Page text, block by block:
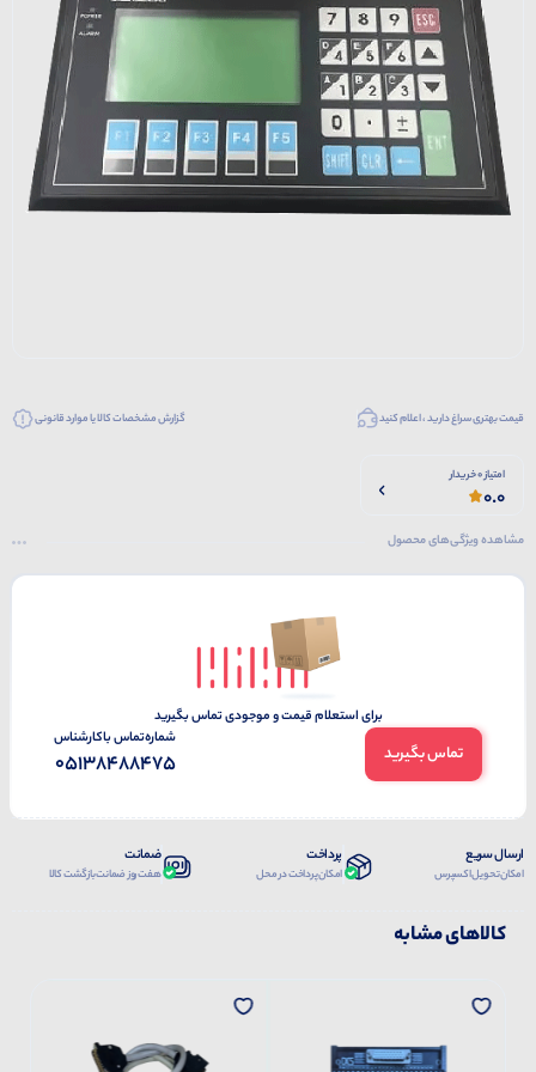
قیمت بهتری سراغ دارید ، اعلام کنید گزارش مشخصات کالا یا موارد قانونی
امتیاز 0 خریدار
0.0
مشاهده ویژگی‌های محصول
برای استعلام قیمت و موجودی تماس بگیرید
تماس بگیرید
شماره‌تماس‌ با‌کارشناس
05138488475
ارسال سریع
امکان تحویل اکسپرس
پرداخت
امکان پرداخت در محل
ضمانت
هفت روز ضمانت بازگشت کالا
کالاهای مشابه